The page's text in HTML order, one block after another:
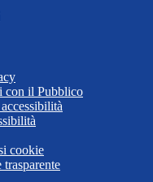
con il Pubblico
cookie